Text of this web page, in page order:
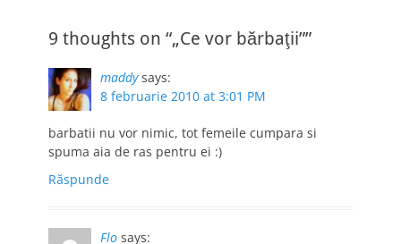
9 thoughts on “„Ce vor bărbaţii””
maddy says:
8 februarie 2010 at 3:01 PM
barbatii nu vor nimic, tot femeile cumpara si
spuma aia de ras pentru ei :)
Răspunde
Flo says: